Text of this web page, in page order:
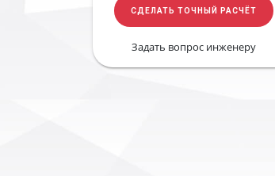
СДЕЛАТЬ ТОЧНЫЙ РАСЧЁТ
Задать вопрос инженеру